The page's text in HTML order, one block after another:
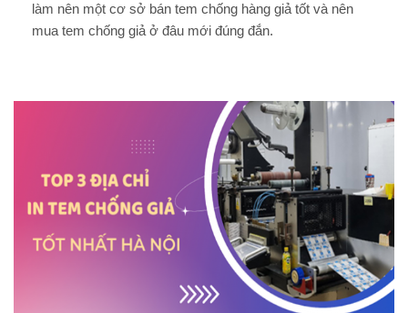
làm nên một cơ sở bán tem chống hàng giả tốt và nên
mua tem chống giả ở đâu mới đúng đắn.